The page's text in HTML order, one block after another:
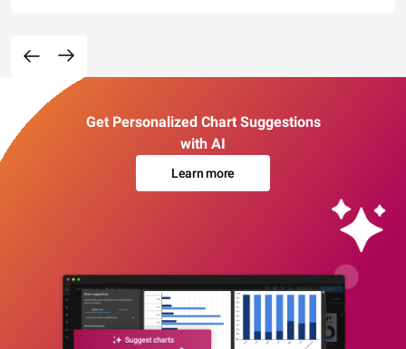
Get Personalized Chart Suggestions
with AI
Learn more